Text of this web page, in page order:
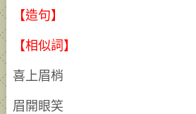
【造句】
【相似詞】
喜上眉梢
眉開眼笑